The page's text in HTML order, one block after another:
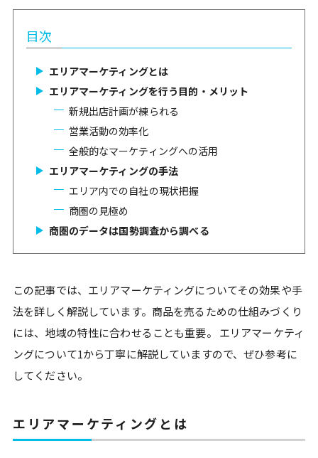
目次
エリアマーケティングとは
エリアマーケティングを行う目的・メリット
新規出店計画が練られる
営業活動の効率化
全般的なマーケティングへの活用
エリアマーケティングの手法
エリア内での自社の現状把握
商圏の見極め
商圏のデータは国勢調査から調べる
この記事では、エリアマーケティングについてその効果や手
法を詳しく解説しています。商品を売るための仕組みづくり
には、地域の特性に合わせることも重要。 エリアマーケティ
ングについて1から丁寧に解説していますので、ぜひ参考に
してください。
エリアマーケティングとは